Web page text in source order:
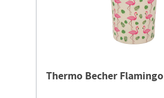
Thermo Becher Flamingo